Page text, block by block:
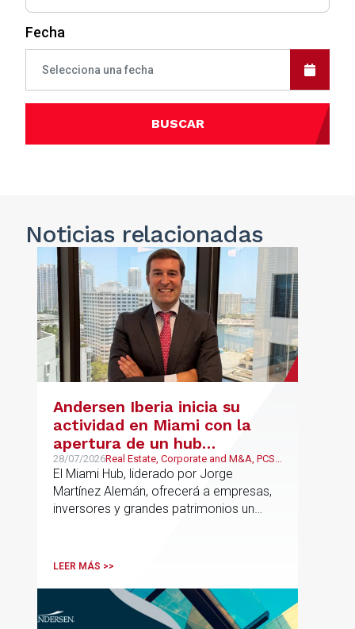
Fecha
BUSCAR
Noticiasrelacionadas
Andersen Iberia inicia su
actividad en Miami con la
apertura de un hub
estratégico para reforzar el
asesoramiento fiscal, legal y
patrimonial conectando
Europa y Latinoamérica
28/07/2026Real Estate, Corporate and M&A, PCS,
Wealth Management & Family
Business
El Miami Hub, liderado por Jorge
Martínez Alemán, ofrecerá a empresas,
inversores y grandes patrimonios un
Latinoamérica y otros mercados
LEER MÁS >>